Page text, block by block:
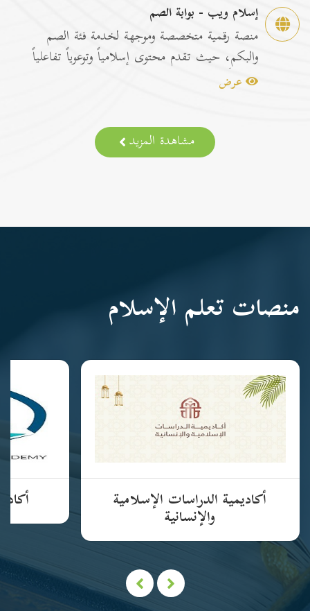
إسلام ويب - بوابة الصم
منصة رقمية متخصصة وموجهة لخدمة فئة الصم
والبكم، حيث تقدم محتوى إسلامياً وتوعوياً تفاعلياً
مترجماً با...
عرض
مشاهدة المزيد
منصات تعلم الإسلام
أكاديمية الدراسات الإسلامية
والإنسانية